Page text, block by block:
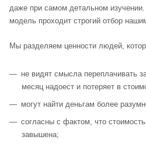
даже при самом детальном
модель проходит строгий отбор
Мы разделяем ценности людей,
не видят смысла переплачивать
месяц надоест и потеряет в
могут найти деньгам более
согласны с фактом, что
завышена;